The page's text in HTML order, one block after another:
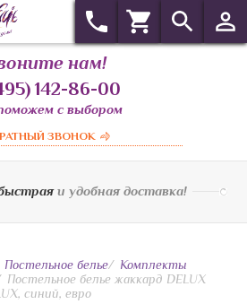
нам!
142-86-00
с выбором
ЗВОНОК
и удобная доставка!
Постельное белье/ Комплекты
Постельное белье жаккард DELUX
синий, евро